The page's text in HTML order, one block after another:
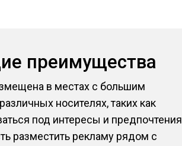
преимущества
в местах с большим
носителях, таких как
под интересы и предпочтения
разместить рекламу рядом с